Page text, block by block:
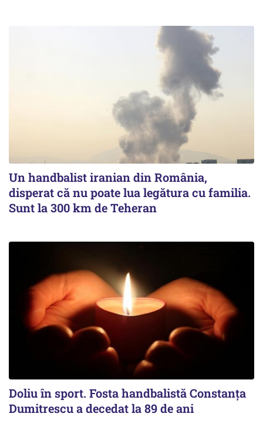
Un handbalist iranian din România,
disperat că nu poate lua legătura cu familia.
Sunt la 300 km de Teheran
Doliu în sport. Fosta handbalistă Constanța
Dumitrescu a decedat la 89 de ani